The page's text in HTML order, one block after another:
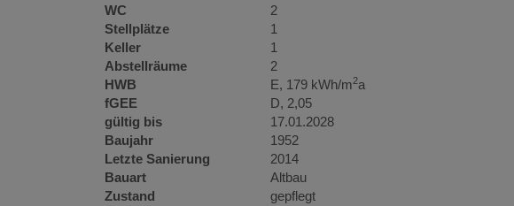
WC
2
Stellplätze
1
Keller
1
Abstellräume
2
HWB
E, 179 kWh/m2a
fGEE
D, 2,05
gültig bis
17.01.2028
Baujahr
1952
Letzte Sanierung
2014
Bauart
Altbau
Zustand
gepflegt